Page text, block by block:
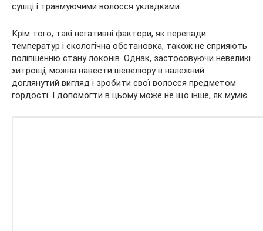
сушці і травмуючими волосся укладками.
Крім того, такі негативні фактори, як перепади
температур і екологічна обстановка, також не сприяють
поліпшенню стану локонів. Однак, застосовуючи невеликі
хитрощі, можна навести шевелюру в належний
доглянутий вигляд і зробити свої волосся предметом
гордості. І допомогти в цьому може не що інше, як муміє.